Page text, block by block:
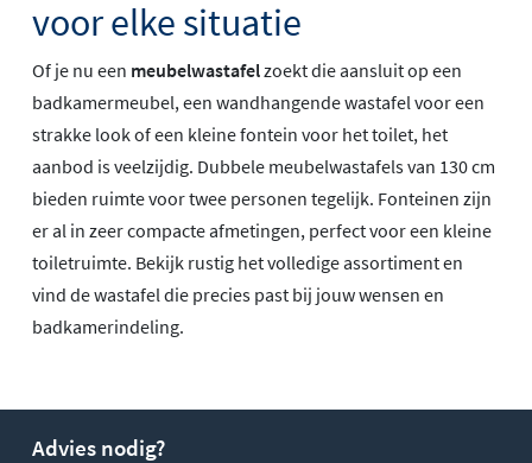
voor elke situatie
Of je nu een meubelwastafelzoekt die aansluit op een
badkamermeubel, een wandhangende wastafel voor een
strakke look of een kleine fontein voor het toilet, het
aanbod is veelzijdig. Dubbele meubelwastafels van 130 cm
bieden ruimte voor twee personen tegelijk. Fonteinen zijn
er al in zeer compacte afmetingen, perfect voor een kleine
toiletruimte. Bekijk rustig het volledige assortiment en
vind de wastafel die precies past bij jouw wensen en
badkamerindeling.
Advies nodig?